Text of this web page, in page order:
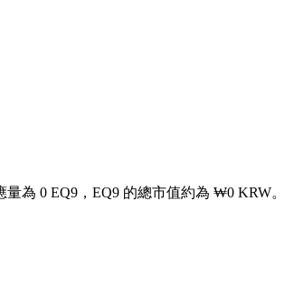
量為 0 EQ9，EQ9 的總市值約為 ₩0 KRW。